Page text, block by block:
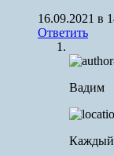
16.09.2021 в
Ответить
Вадим
Каждый